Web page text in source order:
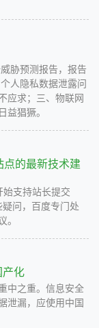
胁预测报告，报告
人隐私数据泄露问
应求；三、物联网
益猖獗。
点的最新技术建
支持站长提交
问，百度专门处
。
产化
中之重。信息安全
泄漏，应使用中国